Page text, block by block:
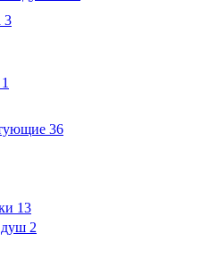
3
1
36
13
2